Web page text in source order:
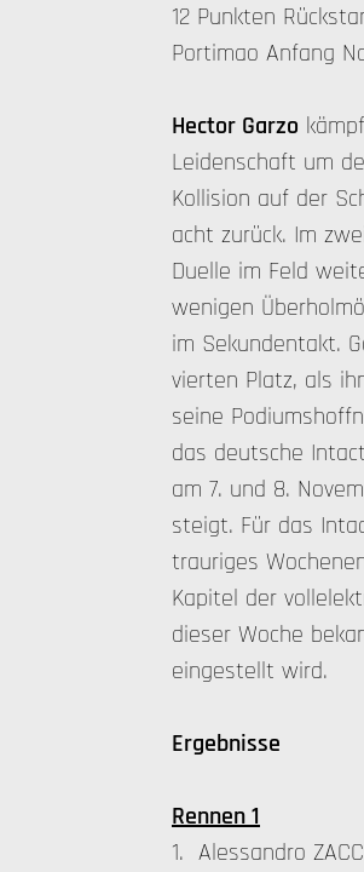
12 Punkten
Portimao Anfang
Hector Garzo
Leidenschaft um
Kollision auf der
acht zurück. Im
Duelle im Feld
wenigen
im Sekundentakt.
vierten Platz, als
seine
das deutsche
am 7. und 8.
steigt. Für das
trauriges
Kapitel der
dieser Woche
eingestellt wird.
Ergebnisse
Rennen 1
1. Alessandro